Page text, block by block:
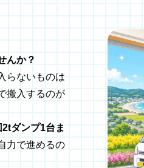
んか？
らないものは
搬入するのが
ダンプ1台ま
力で進めるの